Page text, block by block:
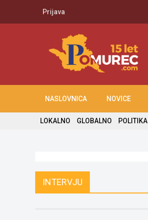
Prijava
NASLOVNICA NOVICE
LOKALNO GLOBALNO POLITIKA
INTERVJU